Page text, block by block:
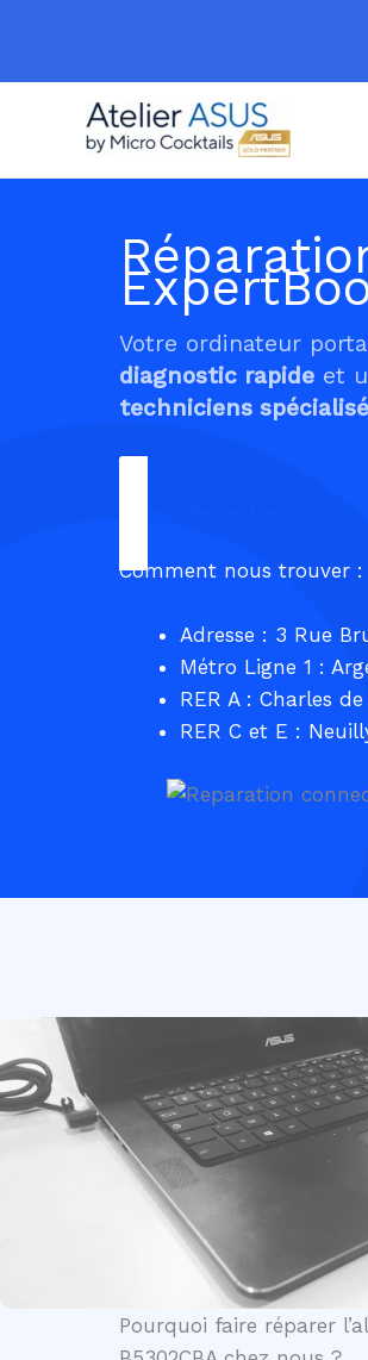
Votre ordinateur
diagnostic rapide et
techniciens
Comment nous trouver :
Adresse : 3 Rue
Métro Ligne 1 :
RER A : Charles
RER C et E :
Pourquoi faire réparer